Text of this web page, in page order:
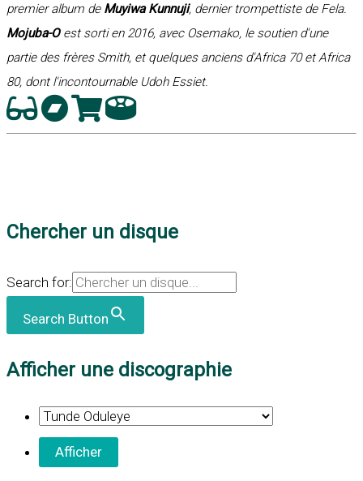
premier album de Muyiwa Kunnuji, dernier trompettiste de Fela.
Mojuba-Oest sorti en 2016, avec Osemako, le soutien d'une
partie des frères Smith, et quelques anciens d'Africa 70 et Africa
80, dont l'incontournable Udoh Essiet.
Chercher un disque
Search for:
Search Button
Afficher une discographie